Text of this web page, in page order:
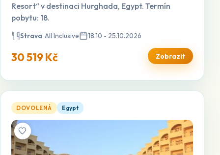
Resort“ v destinaci Hurghada, Egypt. Termín
pobytu: 18.
Strava All Inclusive 18.10 - 25.10.2026
30 519 Kč Zobrazit
Amc Royal — otevřít detail
DOVOLENÁ Egypt